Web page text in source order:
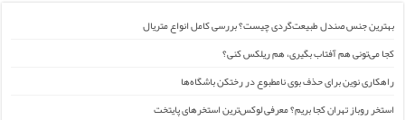
بهترین جنس صندل طبیعت‌گردی چیست؟ بررسی کامل انواع متریال
کجا می‌تونی هم آفتاب بگیری، هم ریلکس کنی؟
راهکاری نوین برای حذف بوی نامطبوع در رختکن باشگاه‌ها
استخر روباز تهران کجا بریم؟ معرفی لوکس‌ترین استخرهای پایتخت